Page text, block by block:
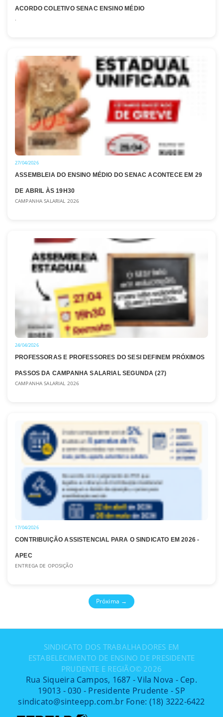
ACORDO COLETIVO SENAC ENSINO MÉDIO
.
27/04/2026
ASSEMBLEIA DO ENSINO MÉDIO DO SENAC ACONTECE EM 29
DE ABRIL ÀS 19H30
CAMPANHA SALARIAL 2026
24/04/2026
PROFESSORAS E PROFESSORES DO SESI DEFINEM PRÓXIMOS
PASSOS DA CAMPANHA SALARIAL SEGUNDA (27)
CAMPANHA SALARIAL 2026
17/04/2026
CONTRIBUIÇÃO ASSISTENCIAL PARA O SINDICATO EM 2026 -
APEC
ENTREGA DE OPOSIÇÃO
Próxima →
SINDICATO DOS TRABALHADORES EM
ESTABELECIMENTO DE ENSINO DE PRESIDENTE
PRUDENTE E REGIÃO© 2026
Rua Siqueira Campos, 1687 - Vila Nova - Cep.
19013 - 030 - Presidente Prudente - SP
sindicato@sinteepp.com.br Fone: (18) 3222-6422